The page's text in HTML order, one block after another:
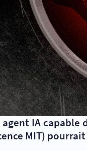
agent IA
MIT)